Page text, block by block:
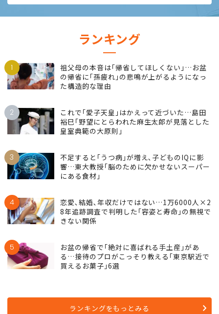
ランキング
1
祖父母の本音は｢帰省してほしくない｣…お盆
の帰省に｢孫疲れ｣の悲鳴が上がるようになっ
た構造的な理由
2
これで｢愛子天皇｣はかえって近づいた…島田
裕巳｢野望にとらわれた麻生太郎が見落とした
皇室典範の大原則｣
3
不足すると｢うつ病｣が増え､子どものIQに影
響…東大教授｢脳のために欠かせないスーパー
にある食材｣
4
恋愛､結婚､年収だけではない…1万6000人×2
8年追跡調査で判明した｢容姿と寿命｣の無視で
きない関係
5
お盆の帰省で｢絶対に喜ばれる手土産｣があ
る…接待のプロがこっそり教える｢東京駅近で
買えるお菓子｣6選
ランキングをもっとみる